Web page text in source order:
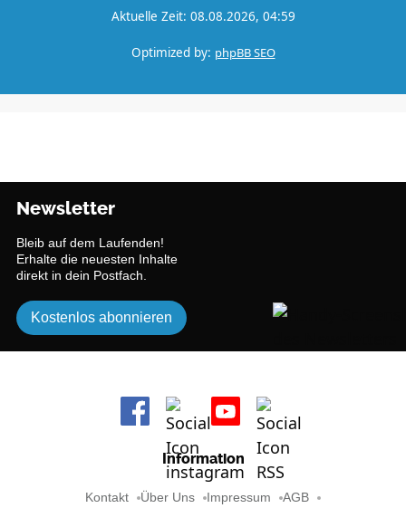
Aktuelle Zeit: 08.08.2026, 04:59
Optimized by: phpBB SEO
Newsletter
Bleib auf dem Laufenden!
Erhalte die neuesten Inhalte
direkt in dein Postfach.
Kostenlos abonnieren
Information
Kontakt Über Uns Impressum AGB